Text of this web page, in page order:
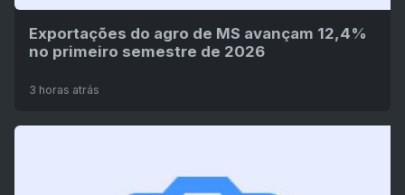
Exportações do agro de MS avançam 12,4%
no primeiro semestre de 2026
3 horas atrás